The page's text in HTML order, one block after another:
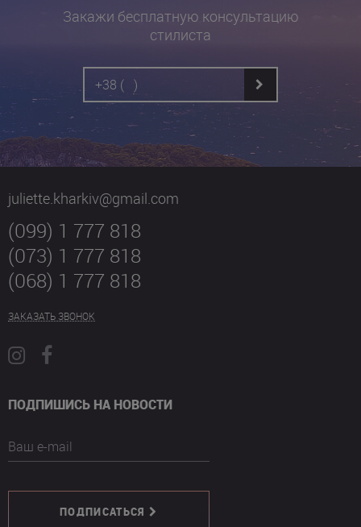
Закажи бесплатную консультацию
стилиста
juliette.kharkiv@gmail.com
(099) 1 777 818
(073) 1 777 818
(068) 1 777 818
ЗАКАЗАТЬ ЗВОНОК
ПОДПИШИСЬ НА НОВОСТИ
Ваш e-mail
ПОДПИСАТЬСЯ